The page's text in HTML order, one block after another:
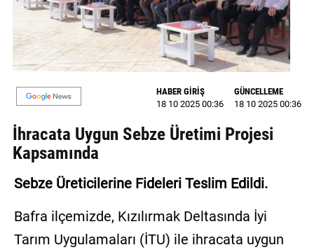
GALERİ
VİDEO
BİZE
Künye
İletişim
Gizlilik
Sözleşmesi
HABER GİRİŞ
18 10 2025 00:36
GÜNCELLEME
18 10 2025 00:36
İhracata Uygun Sebze Üretimi Projesi
Kapsamında
Sebze Üreticilerine Fideleri Teslim Edildi.
Bafra ilçemizde, Kızılırmak Deltasında İyi
Tarım Uygulamaları (İTU) ile ihracata uygun